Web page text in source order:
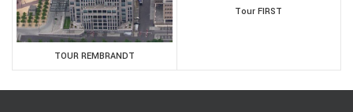
TOUR REMBRANDT
Tour FIRST